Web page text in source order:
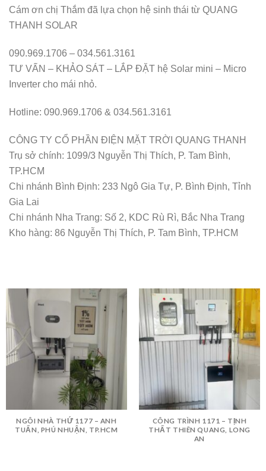
Cám ơn chị Thắm đã lựa chọn hệ sinh thái từ QUANG
THANH SOLAR
090.969.1706 – 034.561.3161
TƯ VẤN – KHẢO SÁT – LẮP ĐẶT hệ Solar mini – Micro
Inverter cho mái nhỏ.
Hotline: 090.969.1706 & 034.561.3161
CÔNG TY CỔ PHẦN ĐIỆN MẶT TRỜI QUANG THANH
Trụ sở chính: 1099/3 Nguyễn Thị Thích, P. Tam Bình,
TP.HCM
Chi nhánh Bình Định: 233 Ngô Gia Tự, P. Bình Định, Tỉnh
Gia Lai
Chi nhánh Nha Trang: Số 2, KDC Rù Rì, Bắc Nha Trang
Kho hàng: 86 Nguyễn Thị Thích, P. Tam Bình, TP.HCM
NGÔI NHÀ THỨ 1177 – ANH
TUẤN, PHÚ NHUẬN, TP.HCM
CÔNG TRÌNH 1171 – TỊNH
THẤT THIÊN QUANG, LONG
AN